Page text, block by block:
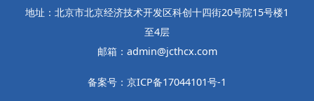
地址：北京市北京经济技术开发区科创十四街20号院15号楼1
至4层
邮箱：admin@jcthcx.com
备案号：京ICP备17044101号-1